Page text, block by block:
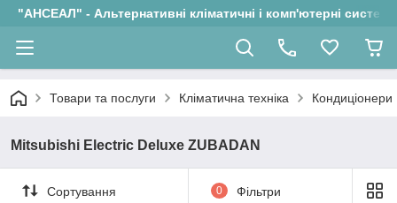
"АНСЕАЛ" - Альтернативні кліматичні і комп'ютерні системи
Товари та послуги Кліматична техніка Кондиціонери
Mitsubishi Electric Deluxe ZUBADAN
Сортування 0 Фільтри